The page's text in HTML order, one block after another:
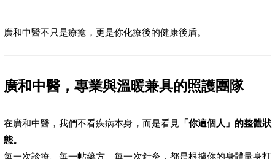
廣和中醫不只是療癒，更是你化療後的健康後盾。
廣和中醫，專業與溫暖兼具的照護團隊
在廣和中醫，我們不看疾病本身，而是看見 「你這個人」的整體狀
態。
每一次診療、每一帖藥方、每一次針灸，都是根據你的身體量身打